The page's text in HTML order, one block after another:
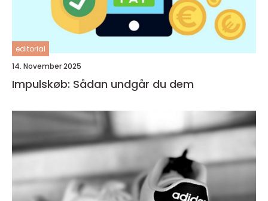
editorial
14. November 2025
Impulskøb: Sådan undgår du dem